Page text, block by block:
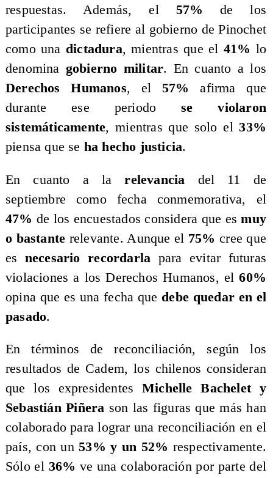
respuestas. Además, el57% de los
participantes se refiere al gobierno de Pinochet
como una dictadura, mientras que el 41% lo
denomina gobierno militar. En cuanto a los
Derechos Humanos, el 57%
afirma que
durante ese periodose violaron
sistemáticamente, mientras que solo el33%
piensa que se ha hecho justicia.
En cuanto a la relevancia del 11 de
septiembre como fecha conmemorativa, el
47% de los encuestados considera que es muy
o bastante relevante. Aunque el 75% cree que
es necesario recordarla para evitar futuras
violaciones a los Derechos Humanos, el60%
opina que es una fecha que debe quedar en el
pasado.
En términos de reconciliación, según los
resultados de Cadem, los chilenos consideran
que los expresidentes Michelle Bachelet y
Sebastián Piñera son las figuras que más han
colaborado para lograr una reconciliación en el
país, con un53% y un 52% respectivamente.
Sólo el 36% ve una colaboración por parte del